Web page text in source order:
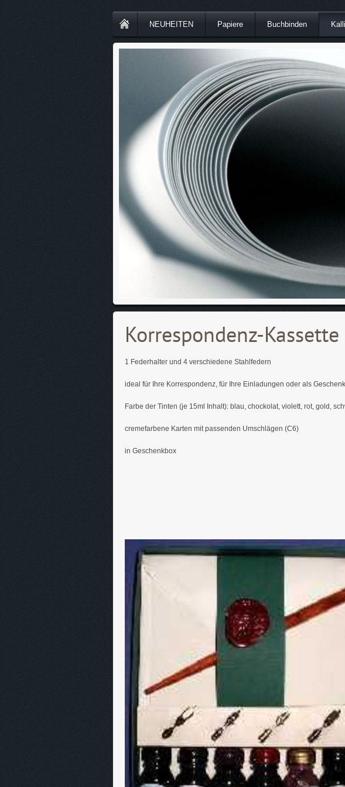
NEUHEITEN Papiere Buchbinden
Korrespondenz-Kassette
1 Federhalter und 4 verschiedene Stahlfedern
ideal für Ihre Korrespondenz, für Ihre Einladungen oder als Geschenk
Farbe der Tinten (je 15ml Inhalt): blau, chockolat, violett, rot, gold,
cremefarbene Karten mit passenden Umschlägen (C6)
in Geschenkbox